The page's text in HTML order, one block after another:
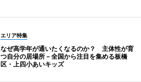
エリア特集
なぜ高学年が通いたくなるのか？ 主体性が育
つ自分の居場所－全国から注目を集める板橋
区・上四小あいキッズ